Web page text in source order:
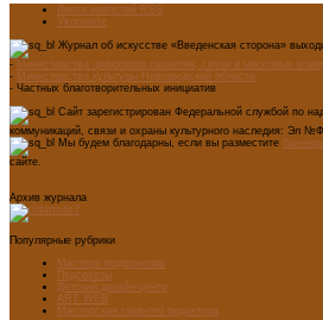
Лента новостей RSS
Vkontakte
Журнал об искусстве «Введенская сторона»
- Министерства цифрового развития, связи и массовых
- Министерство культуры Новгородской области
- Частных благотворительных инициатив
Сайт зарегистрирован Федеральной службой по
коммуникаций, связи и охраны культурного наследия: Эл
Мы будем благодарны, если вы разместите
сайте.
Архив журнала
Популярные рубрики
Мастера модернизма
Педсоветы
Детский дизайн-центр
ART WEB
Мастерская главного редактора